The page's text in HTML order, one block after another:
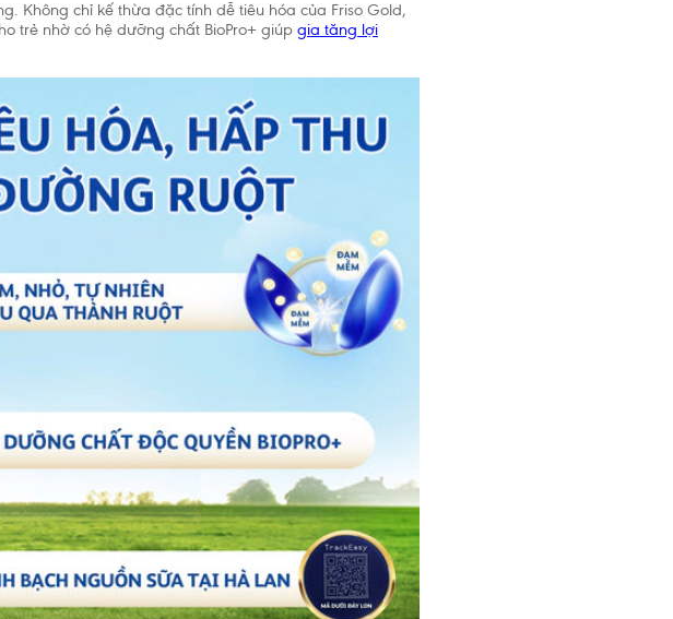
Không chỉ kế thừa đặc tính dễ tiêu hóa của Friso Gold,
trẻ nhờ có hệ dưỡng chất BioPro+ giúp gia tăng lợi
Chấp nhận và đóng
bằng sữa mẹ cho đến khi trẻ được
trong 6 tháng đầu là không
bằng sữa mẹ. Sau sáu tháng
tuổi kết hợp với bú sữa mẹ cho
định dùng sản phẩm dinh
bú.